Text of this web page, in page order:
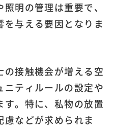
明の管理は重要で、
を与える要因となりま
の接触機会が増える空
ニティルールの設定や
。特に、私物の放置
などが求められま